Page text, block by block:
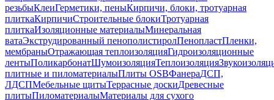
резьбыКлеиГерметики, пеныКирпичи, блоки, тротуарная
плиткаКирпичиСтроительные блокиТротуарная
плиткаИзоляционные материалыМинеральная
ватаЭкструдированный пенополистиролПенопластПленки,
мембраныОтражающая теплоизоляцияГидроизоляционные
лентыПоликарбонатШумоизоляцияТеплоизоляция
плитные и пиломатериалыПлиты OSBФанераДСП,
ЛДСПМебельные щитыТеррасные доскиДревесные
плитыПиломатериалыМатериалы для сухого